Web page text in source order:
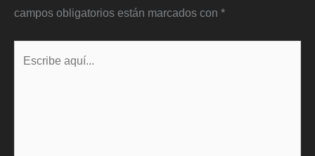
campos obligatorios están marcados con *